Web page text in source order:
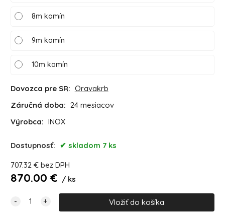
8m komín
9m komín
10m komín
Dovozca pre SR: Oravakrb
Záručná doba: 24 mesiacov
Výrobca: INOX
Dostupnosť: skladom 7 ks
707.32€ bez DPH
870.00 € ks